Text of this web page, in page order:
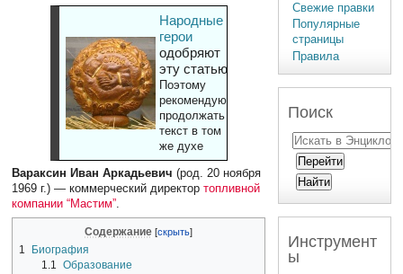
Народные
герои
одобряют
эту статью
Поэтому
рекомендуют
продолжать
текст в том
же духе
Вараксин Иван Аркадьевич (род. 20 ноября
1969 г.) — коммерческий директортопливной
компании “Мастим”.
Содержание
1
Биография
1.1 Образование
Свежие правки
Популярные
страницы
Правила
Поиск
Инструмент
ы